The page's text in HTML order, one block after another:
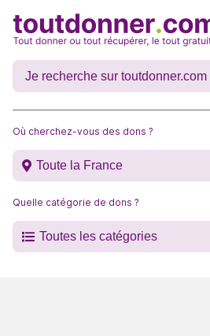
Où cherchez-vous des dons ?
Toute la France
Quelle catégorie de dons ?
Toutes les catégories